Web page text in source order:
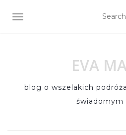
TOGGLE NAVIGATION
EVA
blog o wszelakich
świadomym